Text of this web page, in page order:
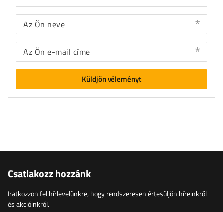
Az Ön neve
Az Ön e-mail címe
Küldjön véleményt
Csatlakozz hozzánk
Iratkozzon fel hírlevelünkre, hogy rendszeresen értesüljön híreinkről
és akcióinkról.